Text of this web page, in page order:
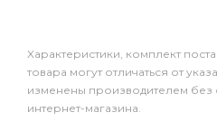
Xарактеристики, комплект
товара могут отличаться от
изменены производителем без
интернет-магазина.